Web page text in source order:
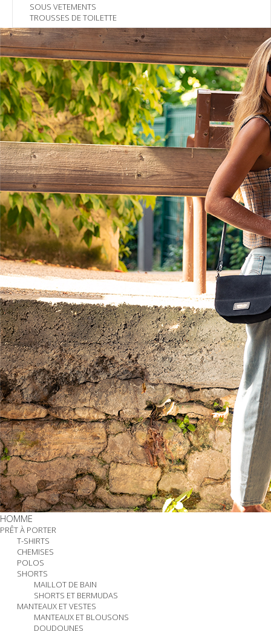
SOUS VETEMENTS
TROUSSES DE TOILETTE
HOMME
PRÊT À PORTER
T-SHIRTS
CHEMISES
POLOS
SHORTS
MAILLOT DE BAIN
SHORTS ET BERMUDAS
MANTEAUX ET VESTES
MANTEAUX ET BLOUSONS
DOUDOUNES